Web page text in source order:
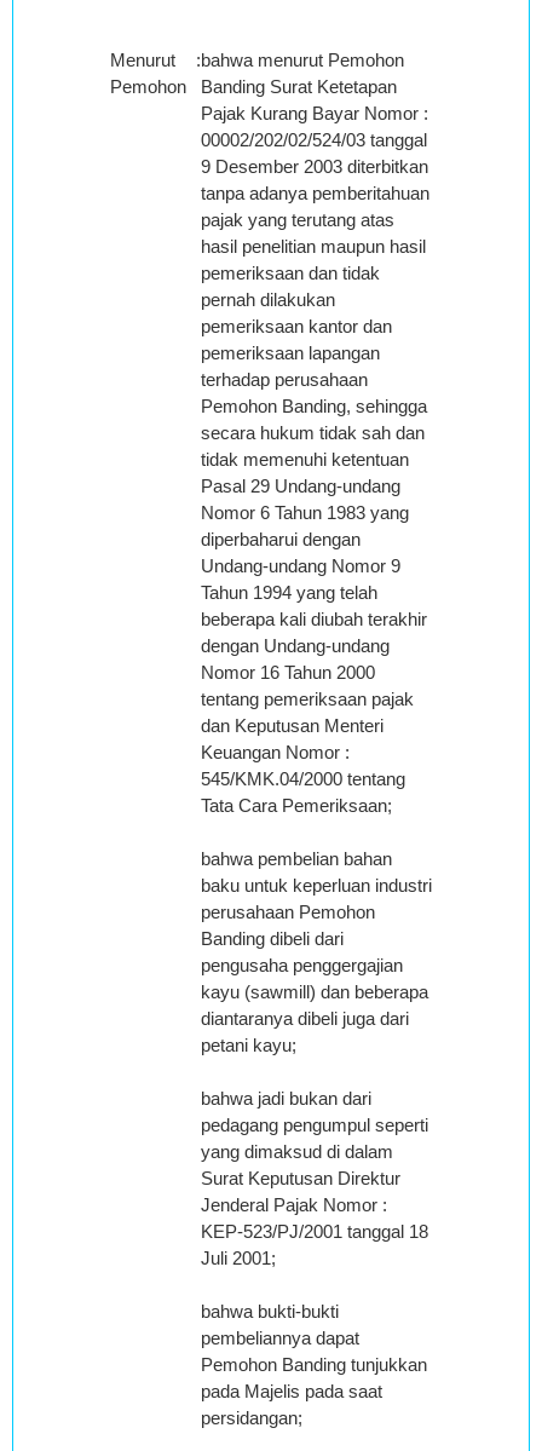
Menurut
Pemohon
:bahwa menurut Pemohon
Banding Surat Ketetapan
Pajak Kurang Bayar Nomor :
00002/202/02/524/03 tanggal
9 Desember 2003 diterbitkan
tanpa adanya pemberitahuan
pajak yang terutang atas
hasil penelitian maupun hasil
pemeriksaan dan tidak
pernah dilakukan
pemeriksaan kantor dan
pemeriksaan lapangan
terhadap perusahaan
Pemohon Banding, sehingga
secara hukum tidak sah dan
tidak memenuhi ketentuan
Pasal 29 Undang-undang
Nomor 6 Tahun 1983 yang
diperbaharui dengan
Undang-undang Nomor 9
Tahun 1994 yang telah
beberapa kali diubah terakhir
dengan Undang-undang
Nomor 16 Tahun 2000
tentang pemeriksaan pajak
dan Keputusan Menteri
Keuangan Nomor :
545/KMK.04/2000 tentang
Tata Cara Pemeriksaan;
bahwa pembelian bahan
baku untuk keperluan industri
perusahaan Pemohon
Banding dibeli dari
pengusaha penggergajian
kayu (sawmill) dan beberapa
diantaranya dibeli juga dari
petani kayu;
bahwa jadi bukan dari
pedagang pengumpul seperti
yang dimaksud di dalam
Surat Keputusan Direktur
Jenderal Pajak Nomor :
KEP-523/PJ/2001 tanggal 18
Juli 2001;
bahwa bukti-bukti
pembeliannya dapat
Pemohon Banding tunjukkan
pada Majelis pada saat
persidangan;